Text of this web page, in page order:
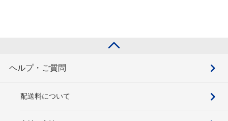
ヘルプ・ご質問
配送料について